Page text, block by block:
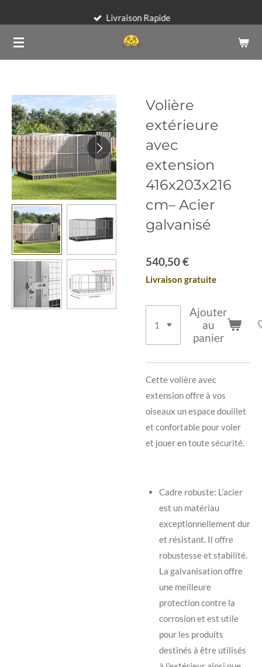
contenu
principal
Livraison Rapide
Volière
extérieure
avec
extension
416x203x216
cm– Acier
galvanisé
540,50 €
Livraison gratuite
Ajouter
au
panier
Cette volière avec
extension offre à vos
oiseaux un espace douillet
et confortable pour voler
et jouer en toute sécurité.
Cadre robuste: L’acier
est un matériau
exceptionnellement dur
et résistant. Il offre
robustesse et stabilité.
La galvanisation offre
une meilleure
protection contre la
corrosion et est utile
pour les produits
destinés à être utilisés